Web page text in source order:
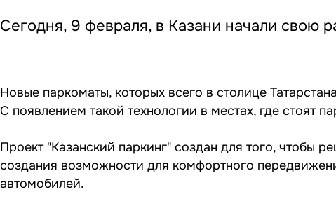
Сегодня, 9 февраля, в Казани начали свою
Новые паркоматы, которых всего в столице
С появлением такой технологии в местах, где стоят
Проект "Казанский паркинг" создан для того, чтобы
создания возможности для комфортного
автомобилей.